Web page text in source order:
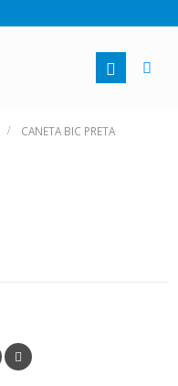
CANETA BIC PRETA